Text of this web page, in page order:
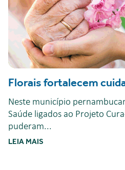
Florais fortalecem
Neste município
Saúde ligados ao Projeto
puderam...
LEIA MAIS